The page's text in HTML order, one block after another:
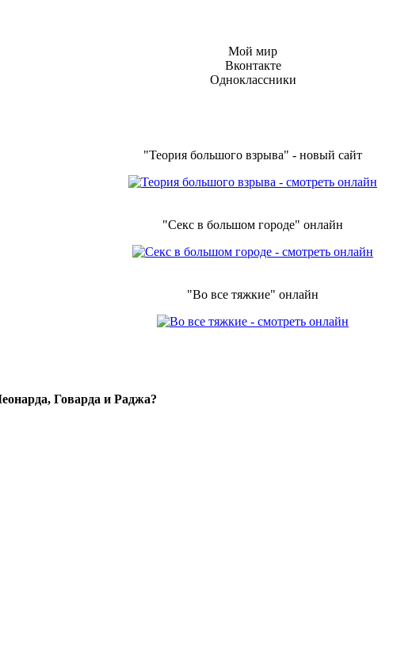
Мой мир
Вконтакте
Одноклассники
"Теория большого взрыва" - новый сайт
"Секс в большом городе" онлайн
"Во все тяжкие" онлайн
Говарда и Раджа?